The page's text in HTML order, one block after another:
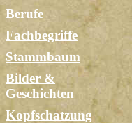
Berufe
Fachbegriffe
Stammbaum
Bilder &
Geschichten
Kopfschatzung